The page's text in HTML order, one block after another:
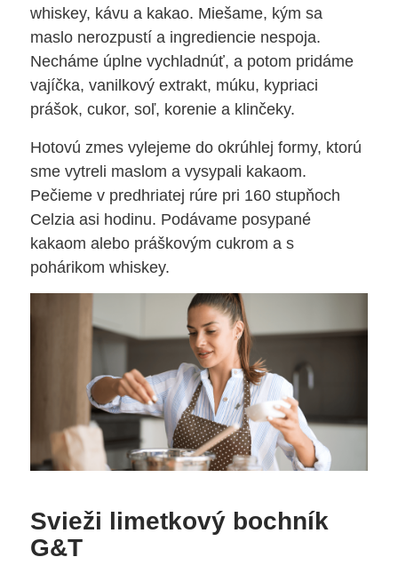
whiskey, kávu a kakao. Miešame, kým sa
maslo nerozpustí a ingrediencie nespoja.
Necháme úplne vychladnúť, a potom pridáme
vajíčka, vanilkový extrakt, múku, kypriaci
prášok, cukor, soľ, korenie a klinčeky.
Hotovú zmes vylejeme do okrúhlej formy, ktorú
sme vytreli maslom a vysypali kakaom.
Pečieme v predhriatej rúre pri 160 stupňoch
Celzia asi hodinu. Podávame posypané
kakaom alebo práškovým cukrom a s
pohárikom whiskey.
Svieži limetkový bochník
G&T